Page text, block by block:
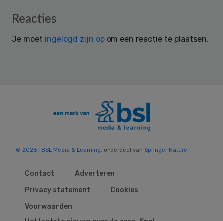
Reader
Reacties
Je moet ingelogd zijn op om een reactie te plaatsen.
© 2026 | BSL Media & Learning, onderdeel van Springer Nature
Contact
Adverteren
Privacy statement
Cookies
Voorwaarden